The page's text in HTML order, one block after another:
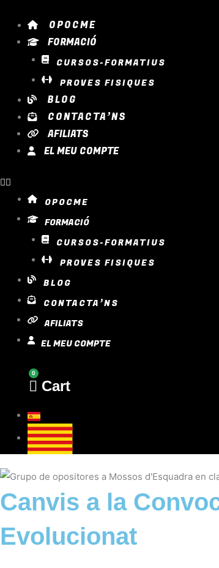
contingut
OPOCME
FORMACIÓ
CURSOS-FORMATIUS
PROVES FISIQUES
BLOG
CONTACTA’NS
AFILIATS
EL MEU COMPTE
OPOCME
FORMACIÓ
CURSOS-FORMATIUS
PROVES FISIQUES
BLOG
CONTACTA’NS
AFILIATS
EL MEU COMPTE
0
Cart
Canvis a la
Evolucionat